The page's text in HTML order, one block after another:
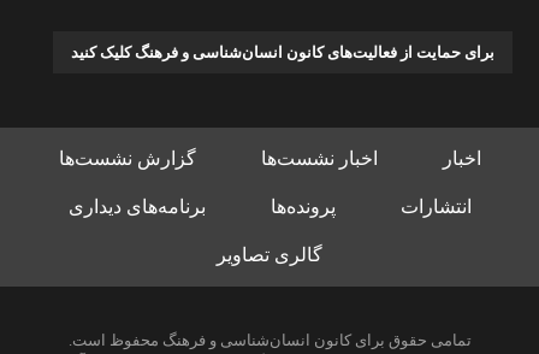
برای حمایت از فعالیت‌های کانون انسان‌شناسی و فرهنگ کلیک کنید
اخبار اخبار نشست‌ها گزارش نشست‌ها
انتشارات پرونده‌ها برنامه‌های دیداری
گالری تصاویر
تمامی حقوق برای کانون انسان‌شناسی و فرهنگ محفوظ است.